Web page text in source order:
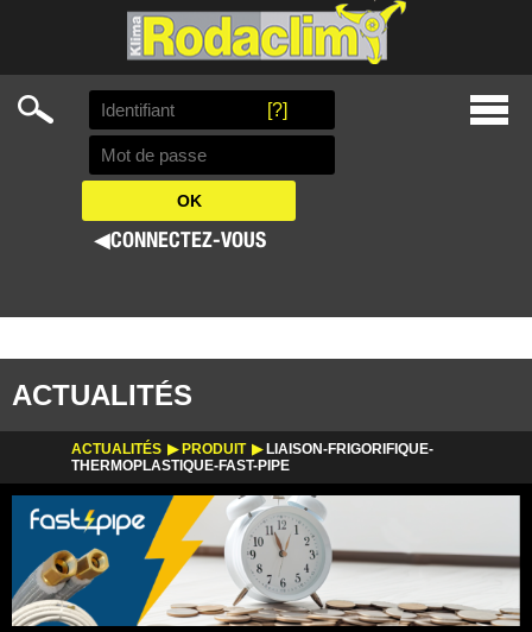
[?]
◀CONNECTEZ-VOUS
Search
ACTUALITÉS
ACTUALITÉS PRODUIT
LIAISON-FRIGORIFIQUE-
THERMOPLASTIQUE-FAST-PIPE